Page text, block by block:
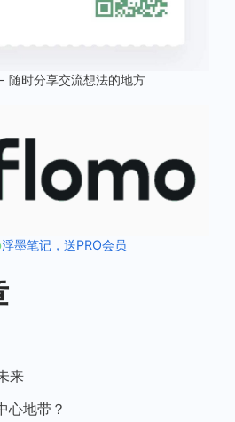
随时分享交流想法的地方
浮墨笔记，送PRO会员
来
心地带？